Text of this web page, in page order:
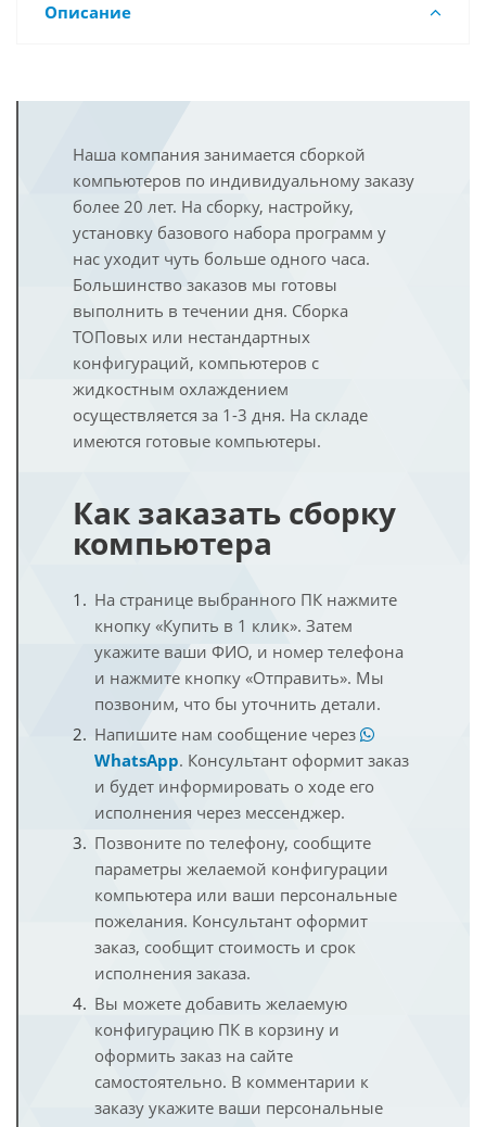
Описание
Наша компания занимается сборкой
компьютеров по индивидуальному заказу
более 20 лет. На сборку, настройку,
установку базового набора программ у
нас уходит чуть больше одного часа.
Большинство заказов мы готовы
выполнить в течении дня. Сборка
ТОПовых или нестандартных
конфигураций, компьютеров с
жидкостным охлаждением
осуществляется за 1-3 дня. На складе
имеются готовые компьютеры.
Как заказать сборку
компьютера
На странице выбранного ПК нажмите
кнопку «Купить в 1 клик». Затем
укажите ваши ФИО, и номер телефона
и нажмите кнопку «Отправить». Мы
позвоним, что бы уточнить детали.
Напишите нам сообщение через
WhatsApp. Консультант оформит заказ
и будет информировать о ходе его
исполнения через мессенджер.
Позвоните по телефону, сообщите
параметры желаемой конфигурации
компьютера или ваши персональные
пожелания. Консультант оформит
заказ, сообщит стоимость и срок
исполнения заказа.
Вы можете добавить желаемую
конфигурацию ПК в корзину и
оформить заказ на сайте
самостоятельно. В комментарии к
заказу укажите ваши персональные